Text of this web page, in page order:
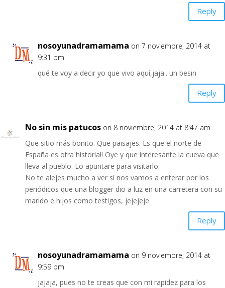
Reply
nosoyunadramamama on 7 noviembre, 2014 at
9:31 pm
qué te voy a decir yo que vivo aquí,jaja.. un besin
Reply
No sin mis patucos on 8 noviembre, 2014 at 8:47 am
Que sitio más bonito. Que paisajes. Es que el norte de
España es otra historia!! Oye y que interesante la cueva que
lleva al pueblo. Lo apuntare para visitarlo.
No te alejes mucho a ver sí nos vamos a enterar por los
periódicos que una blogger dio a luz en una carretera con su
marido e hijos como testigos, jejejeje
Reply
nosoyunadramamama on 9 noviembre, 2014 at
9:59 pm
jajaja, pues no te creas que con mi rapidez para los